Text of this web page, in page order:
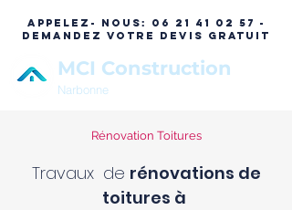
APPELEZ- NOUS:
06 21 41 02 57 -
DEMANDEZ VOTRE DEVIS GRATUIT
MCI Construction
Narbonne
Rénovation Toitures
Travaux de rénovations de
toitures à